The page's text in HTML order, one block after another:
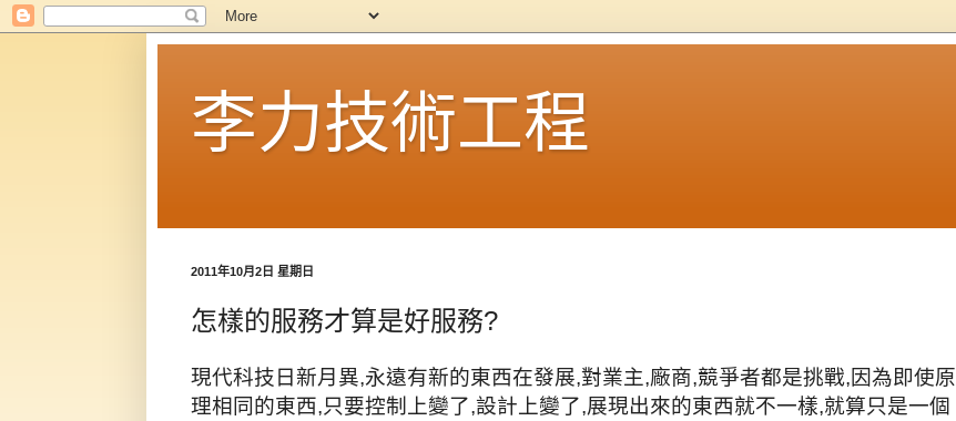
李力技術工程
2011年10月2日 星期日
怎樣的服務才算是好服務?
現代科技日新月異,永遠有新的東西在發展,對業主,廠商,競爭者都是挑戰,因為即使原
理相同的東西,只要控制上變了,設計上變了,展現出來的東西就不一樣,就算只是一個